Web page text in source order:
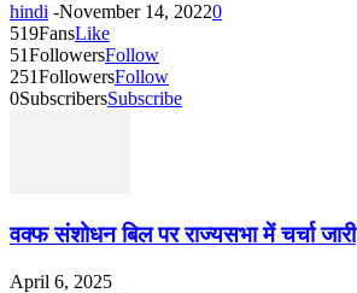
hindi -November 14, 20220
519FansLike
51FollowersFollow
251FollowersFollow
0SubscribersSubscribe
वक्फ संशोधन बिल पर राज्यसभा में चर्चा जारी
April 6, 2025